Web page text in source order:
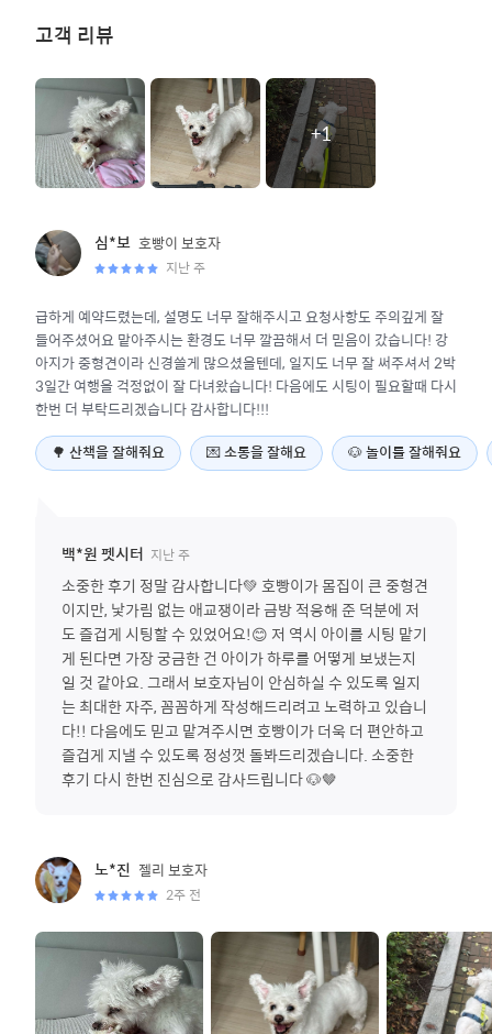
고객 리뷰
+1
심*보 호빵이보호자
지난 주
급하게 예약드렸는데, 설명도 너무 잘해주시고 요청사항도 주의깊게 잘
들어주셨어요 맡아주시는 환경도 너무 깔끔해서 더 믿음이 갔습니다! 강
아지가 중형견이라 신경쓸게 많으셨을텐데, 일지도 너무 잘 써주셔서 2박
3일간 여행을 걱정없이 잘 다녀왔습니다! 다음에도 시팅이 필요할때 다시
한번 더 부탁드리겠습니다 감사합니다!!!
🌳 산책을 잘해줘요 💌 소통을 잘해요 🐶놀이를 잘해줘요
백*원 펫시터 지난 주
소중한 후기 정말 감사합니다💚 호빵이가 몸집이 큰 중형견
이지만, 낯가림 없는 애교쟁이라 금방 적응해 준 덕분에 저
도 즐겁게 시팅할 수 있었어요!😊 저 역시 아이를 시팅 맡기
게 된다면 가장 궁금한 건 아이가 하루를 어떻게 보냈는지
일 것 같아요. 그래서 보호자님이 안심하실 수 있도록 일지
는 최대한 자주, 꼼꼼하게 작성해드리려고 노력하고 있습니
다!! 다음에도 믿고 맡겨주시면 호빵이가 더욱 더 편안하고
즐겁게 지낼 수 있도록 정성껏 돌봐드리겠습니다. 소중한
후기 다시 한번 진심으로 감사드립니다 🐶🤎
노*진 젤리보호자
2주 전